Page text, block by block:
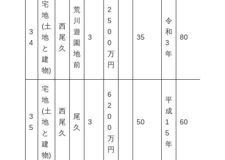
3
4
宅
地
(土
地
と
建
物)
西
尾
久
荒
川
遊
園
地
前
3
2
5
0
0
万
円
35
令
和
3
年
80
3
5
宅
地
(土
地
と
建
物)
西
尾
久
尾
久
3
6
2
0
0
万
円
50
平
成
1
5
年
60